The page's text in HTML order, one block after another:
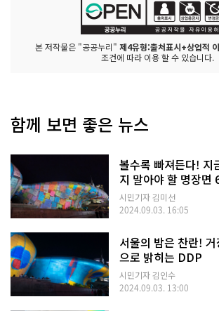
본 저작물은 "공공누리" 제4유형:출처표시+상업적
조건에 따라 이용 할 수 있습니다.
함께 보면 좋은 뉴스
볼수록 빠져든다! 지
지 말아야 할 명장면
시민기자 김미선
2024.09.03. 16:05
서울의 밤은 찬란!
으로 밝히는 DDP
시민기자 김인수
2024.09.03. 13:00